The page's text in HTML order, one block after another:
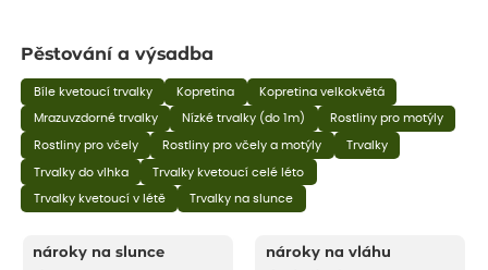
Pěstování a výsadba
Bíle kvetoucí trvalky Kopretina Kopretina velkokvětá
Mrazuvzdorné trvalky Nízké trvalky (do 1m) Rostliny pro motýly
Rostliny pro včely Rostliny pro včely a motýly Trvalky
Trvalky do vlhka Trvalky kvetoucí celé léto
Trvalky kvetoucí v létě Trvalky na slunce
nároky na slunce nároky na vláhu